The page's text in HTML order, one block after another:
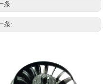
条:
条: